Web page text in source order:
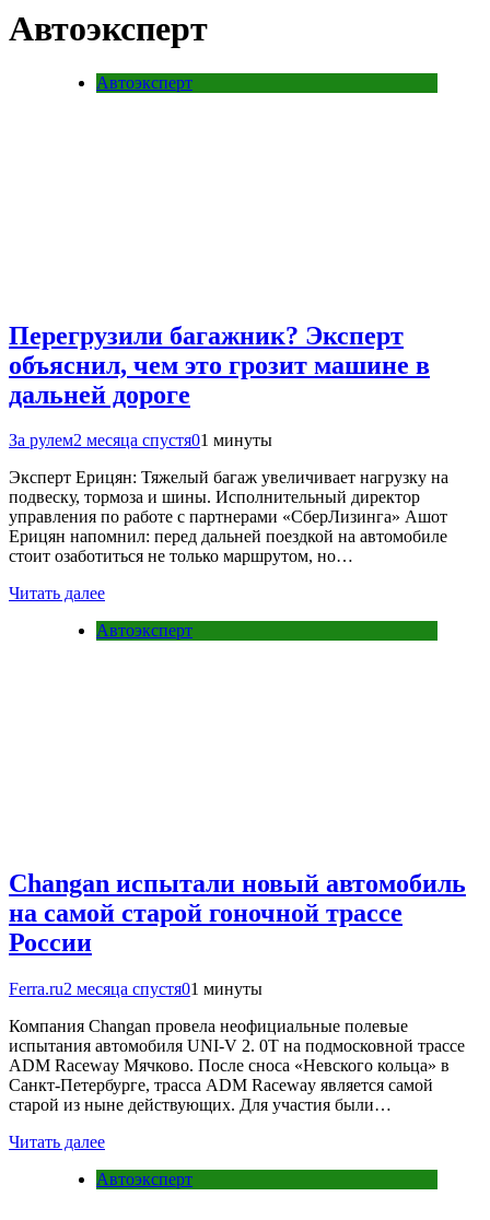
Автоэксперт
Автоэксперт
Перегрузили багажник? Эксперт
объяснил, чем это грозит машине в
дальней дороге
За рулем2 месяца спустя01 минуты
Эксперт Ерицян: Тяжелый багаж увеличивает нагрузку на
подвеску, тормоза и шины. Исполнительный директор
управления по работе с партнерами «СберЛизинга» Ашот
Ерицян напомнил: перед дальней поездкой на автомобиле
стоит озаботиться не только маршрутом, но…
Читать далее
Автоэксперт
Changan испытали новый автомобиль
на самой старой гоночной трассе
России
Ferra.ru2 месяца спустя01 минуты
Компания Changan провела неофициальные полевые
испытания автомобиля UNI-V 2. 0T на подмосковной трассе
ADM Raceway Мячково. После сноса «Невского кольца» в
Санкт-Петербурге, трасса ADM Raceway является самой
старой из ныне действующих. Для участия были…
Читать далее
Автоэксперт